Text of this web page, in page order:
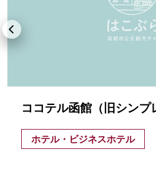
ココテル函館（旧シンプ
ホテル・ビジネスホテル